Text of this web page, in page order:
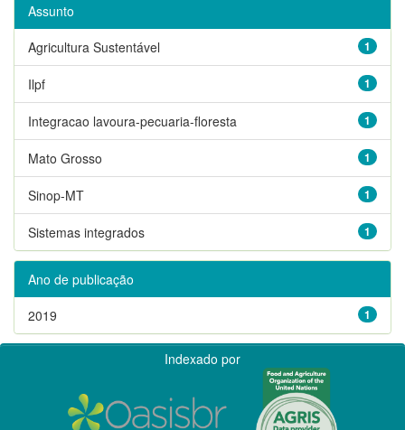
Assunto
1
Agricultura Sustentável
1
Ilpf
1
Integracao lavoura-pecuaria-floresta
1
Mato Grosso
1
Sinop-MT
1
Sistemas integrados
Ano de publicação
1
2019
Indexado por